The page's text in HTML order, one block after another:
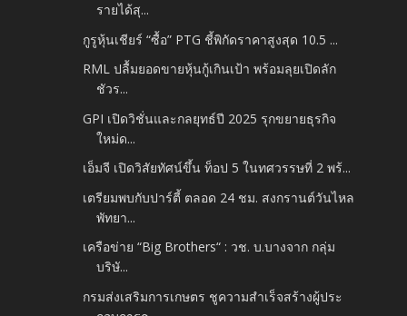
รายได้สุ...
กูรูหุ้นเชียร์ “ซื้อ” PTG ชี้พิกัดราคาสูงสุด 10.5 ...
RML ปลื้มยอดขายหุ้นกู้เกินเป้า พร้อมลุยเปิดลัก
ชัวร...
GPI เปิดวิชั่นและกลยุทธ์ปี 2025 รุกขยายธุรกิจ
ใหม่ด...
เอ็มจี เปิดวิสัยทัศน์ขึ้น ท็อป 5 ในทศวรรษที่ 2 พร้...
เตรียมพบกับปาร์ตี้ ตลอด 24 ชม. สงกรานต์วันไหล
พัทยา...
เครือข่าย “Big Brothers“ : วช. บ.บางจาก กลุ่ม
บริษั...
กรมส่งเสริมการเกษตร ชูความสำเร็จสร้างผู้ประ